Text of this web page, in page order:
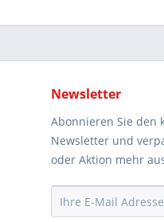
Newsletter
Abonnieren Sie den
Newsletter und
oder Aktion mehr